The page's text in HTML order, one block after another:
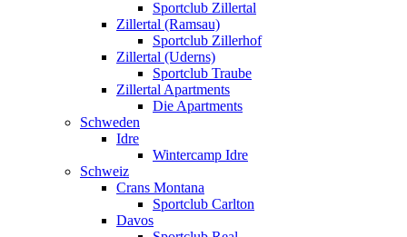
Sportclub Zillertal
Zillertal (Ramsau)
Sportclub Zillerhof
Zillertal (Uderns)
Sportclub Traube
Zillertal Apartments
Die Apartments
Schweden
Idre
Wintercamp Idre
Schweiz
Crans Montana
Sportclub Carlton
Davos